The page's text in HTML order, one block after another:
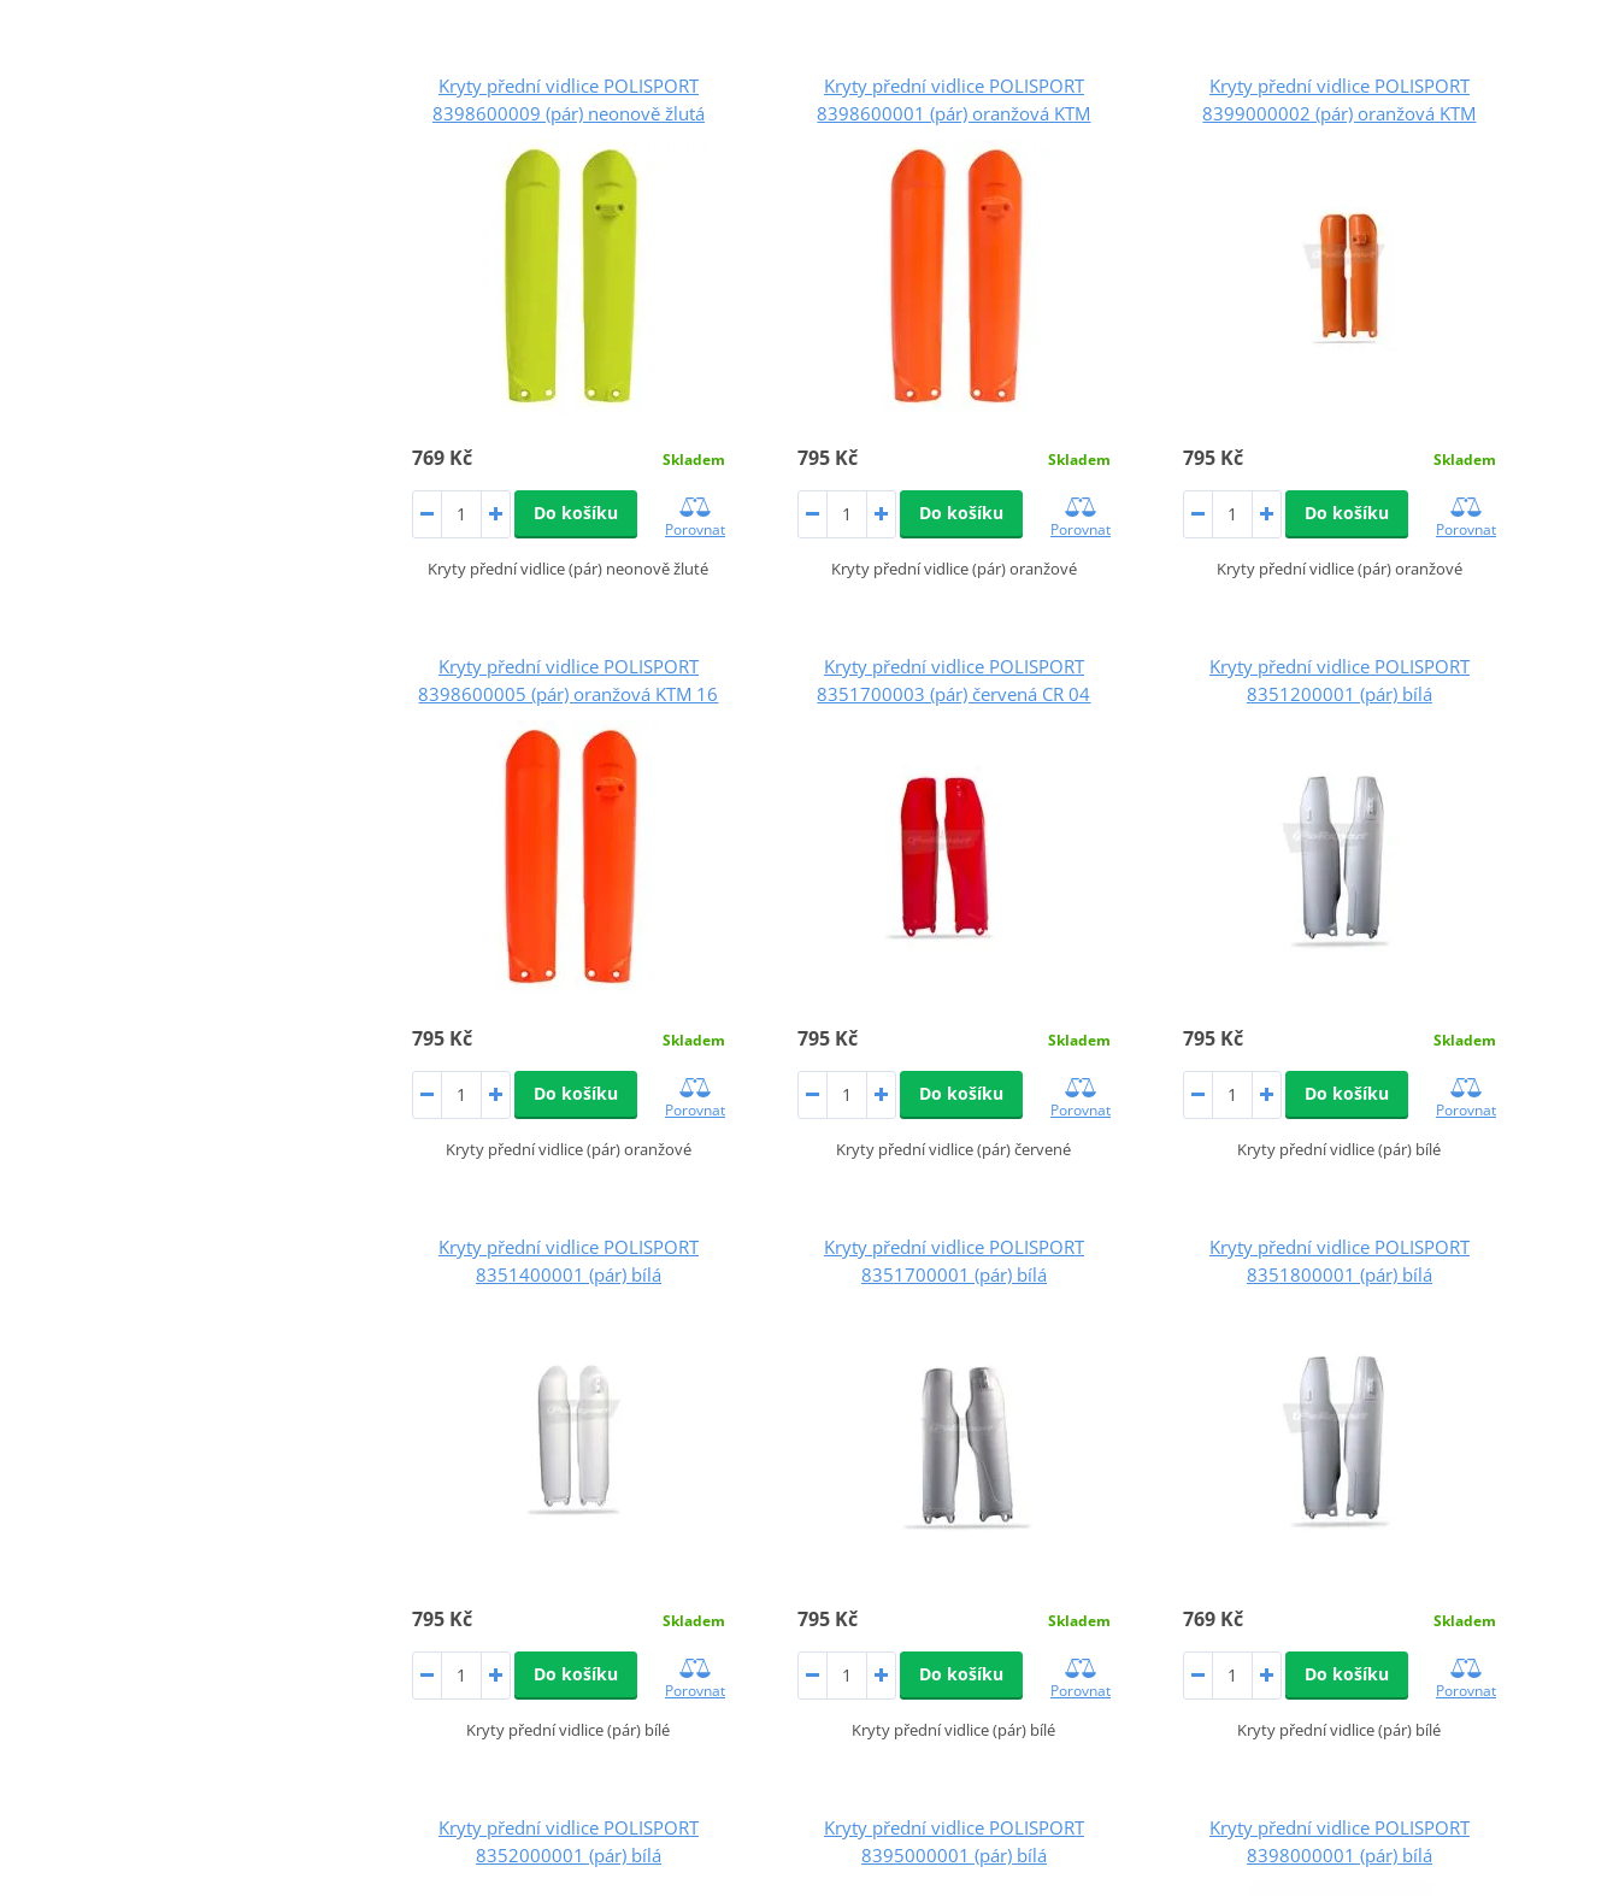
Kryty přední vidlice POLISPORT
8398600009 (pár) neonově žlutá
769 Kč Skladem
Do košíku
Porovnat
Kryty přední vidlice (pár) neonově žluté
Kryty přední vidlice POLISPORT
8398600001 (pár) oranžová KTM
795 Kč Skladem
Do košíku
Porovnat
Kryty přední vidlice (pár) oranžové
Kryty přední vidlice POLISPORT
8399000002 (pár) oranžová KTM
795 Kč Skladem
Do košíku
Porovnat
Kryty přední vidlice (pár) oranžové
Kryty přední vidlice POLISPORT
8398600005 (pár) oranžová KTM 16
795 Kč Skladem
Do košíku
Porovnat
Kryty přední vidlice (pár) oranžové
Kryty přední vidlice POLISPORT
8351700003 (pár) červená CR 04
795 Kč Skladem
Do košíku
Porovnat
Kryty přední vidlice (pár) červené
Kryty přední vidlice POLISPORT
8351200001 (pár) bílá
795 Kč Skladem
Do košíku
Porovnat
Kryty přední vidlice (pár) bílé
Kryty přední vidlice POLISPORT
8351400001 (pár) bílá
795 Kč Skladem
Do košíku
Porovnat
Kryty přední vidlice (pár) bílé
Kryty přední vidlice POLISPORT
8351700001 (pár) bílá
795 Kč Skladem
Do košíku
Porovnat
Kryty přední vidlice (pár) bílé
Kryty přední vidlice POLISPORT
8351800001 (pár) bílá
769 Kč Skladem
Do košíku
Porovnat
Kryty přední vidlice (pár) bílé
Kryty přední vidlice POLISPORT
8352000001 (pár) bílá
Kryty přední vidlice POLISPORT
8395000001 (pár) bílá
Kryty přední vidlice POLISPORT
8398000001 (pár) bílá